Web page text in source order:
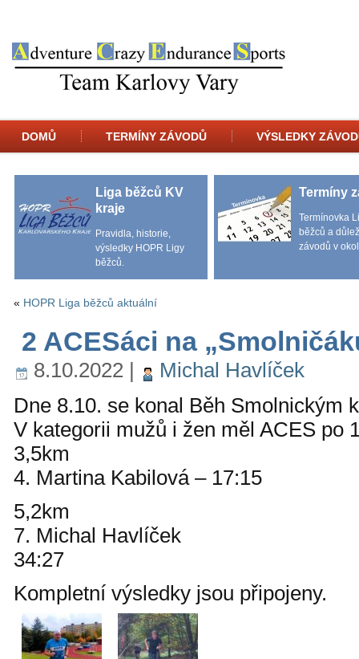
DOMŮ TERMÍNY ZÁVODŮ VÝSLEDKY
Liga běžců KV
kraje
Pravidla, historie,
výsledky HOPR Ligy
běžců.
Termíny
Termínovka
běžců a
závodů v
« HOPR Liga běžců aktuální
2 ACESáci na
8.10.2022 |
Michal Havlíček
Dne 8.10. se konal Běh Smolnickým
V kategorii mužů i žen měl ACES po
3,5km
4. Martina Kabilová – 17:15
5,2km
7. Michal Havlíček
34:27
Kompletní výsledky jsou připojeny.